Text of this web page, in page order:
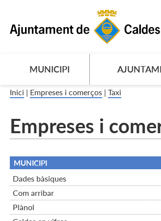
MUNICIPI
Inici | Empreses i comerços | Taxi
Empreses i
MUNICIPI
Dades bàsiques
Com arribar
Plànol